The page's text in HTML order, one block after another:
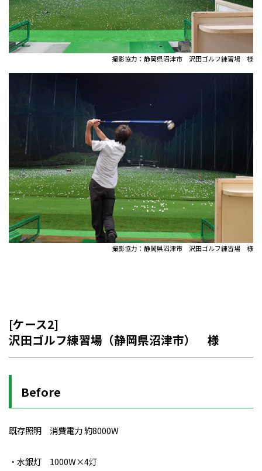
撮影協力：静岡県沼津市 沢田ゴルフ練習場 様
撮影協力：静岡県沼津市 沢田ゴルフ練習場 様
[ケース2]
沢田ゴルフ練習場（静岡県沼津市） 様
Before
既存照明 消費電力 約8000W
・水銀灯 1000W×4灯